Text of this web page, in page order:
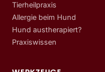
Tierheilpraxis
Allergie beim Hund
Hund austherapiert?
Praxiswissen